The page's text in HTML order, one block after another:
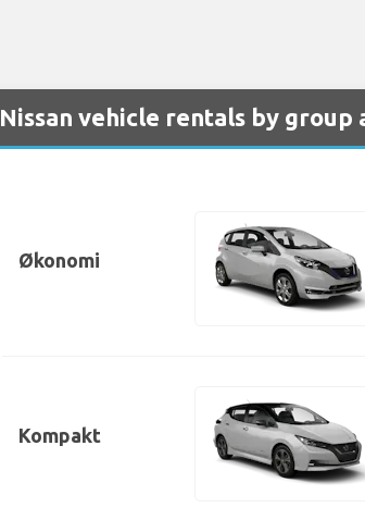
Nissan vehicle rentals by
Økonomi
Kompakt